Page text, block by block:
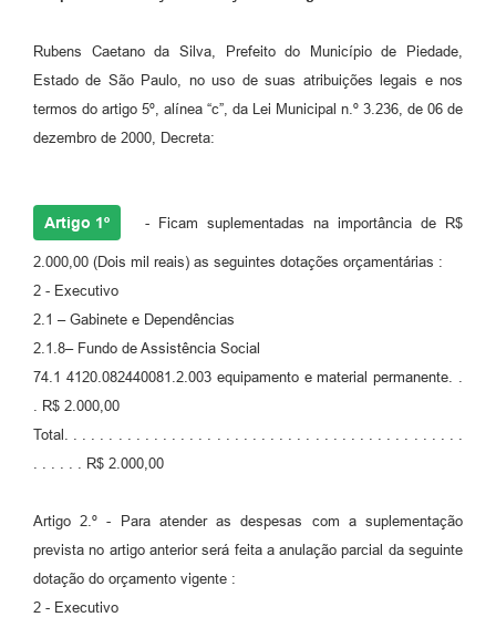
Rubens Caetano da Silva, Prefeito do Município de Piedade,
Estado de São Paulo, no uso de suas atribuições legais e nos
termos do artigo 5º, alínea “c”, da Lei Municipal n.º 3.236, de 06 de
dezembro de 2000, Decreta:
Artigo 1º - Ficam suplementadas na importância de R$
2.000,00 (Dois mil reais) as seguintes dotações orçamentárias :
2 - Executivo
2.1 – Gabinete e Dependências
2.1.8– Fundo de Assistência Social
74.1 4120.082440081.2.003 equipamento e material permanente. .
. R$ 2.000,00
Total. . . . . . . . . . . . . . . . . . . . . . . . . . . . . . . . . . . . . . . . . . . . .
. . . . . . R$ 2.000,00
Artigo 2.º - Para atender as despesas com a suplementação
prevista no artigo anterior será feita a anulação parcial da seguinte
dotação do orçamento vigente :
2 - Executivo